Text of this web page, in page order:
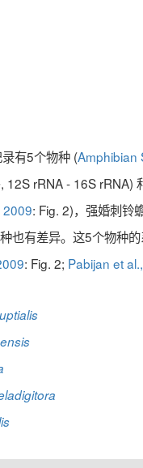
有5个物种 (Amphibian
, 12S rRNA - 16S rRNA)
2009: Fig. 2)，强婚刺铃
也有差异。这5个物种
: Fig. 2; Pabijan et